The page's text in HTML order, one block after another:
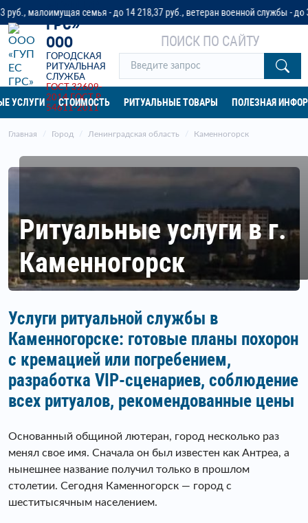
семья - до 14 218,37 руб., ветеран военной службы - до 32 042
«ГУП ЕС
ГРС»
ООО
ГОРОДСКАЯ
РИТУАЛЬНАЯ
СЛУЖБА
ГОСТ 32609-
2014 ГОСТ Р
54611-2011
ПОИСК ПО САЙТУ
УСЛУГИ СТОИМОСТЬ РИТУАЛЬНЫЕ ТОВАРЫ ПОЛЕЗНАЯ
Главная Город Ленинградская область Каменногорск
Ритуальные услуги в г.
Каменногорск
Услуги ритуальной службы в
Каменногорске: готовые планы похорон
с кремацией или погребением,
разработка VIP-сценариев, соблюдение
всех ритуалов, рекомендованные цены
Основанный общиной лютеран, город несколько раз
менял свое имя. Сначала он был известен как Антреа, а
нынешнее название получил только в прошлом
столетии. Сегодня Каменногорск — город с
шеститысячным населением.